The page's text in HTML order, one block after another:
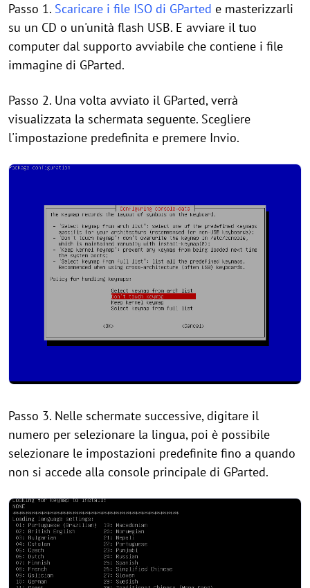
Passo 1. Scaricare i file ISO di GParted e masterizzarli
su un CD o un'unità flash USB. E avviare il tuo
computer dal supporto avviabile che contiene i file
immagine di GParted.
Passo 2. Una volta avviato il GParted, verrà
visualizzata la schermata seguente. Scegliere
l'impostazione predefinita e premere Invio.
Passo 3. Nelle schermate successive, digitare il
numero per selezionare la lingua, poi è possibile
selezionare le impostazioni predefinite fino a quando
non si accede alla console principale di GParted.